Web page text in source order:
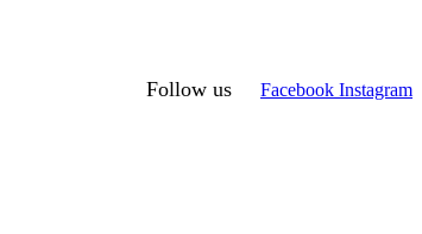
Follow us Facebook Instagram